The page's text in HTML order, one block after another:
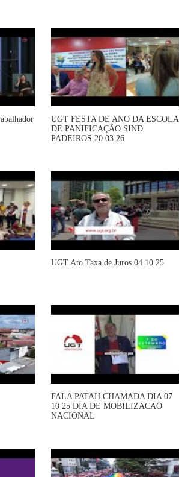
UGT FESTA DE ANO DA ESCOLA
DE PANIFICAÇÃO SIND
PADEIROS 20 03 26
UGT Ato Taxa de Juros 04 10 25
FALA PATAH CHAMADA DIA 07
10 25 DIA DE MOBILIZACAO
NACIONAL